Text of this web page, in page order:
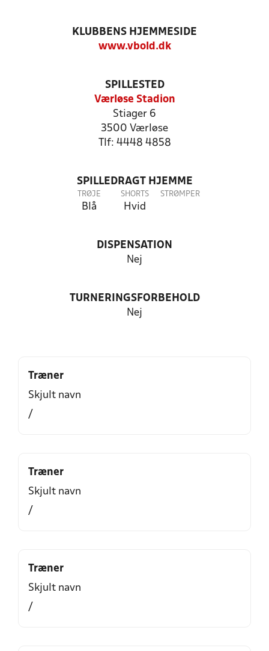
KLUBBENS HJEMMESIDE
www.vbold.dk
SPILLESTED
Værløse Stadion
Stiager 6
3500 Værløse
Tlf: 4448 4858
SPILLEDRAGT HJEMME
TRØJE
Blå
SHORTS
Hvid
STRØMPER
DISPENSATION
Nej
TURNERINGSFORBEHOLD
Nej
Træner
Skjult navn
/
Træner
Skjult navn
/
Træner
Skjult navn
/